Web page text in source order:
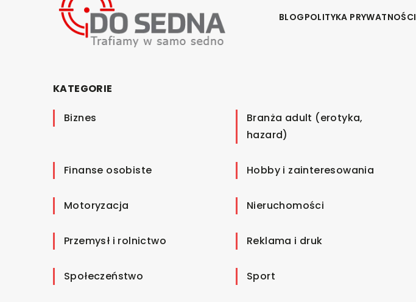
BLOGPOLITYKA PRYWATNOŚCI
KATEGORIE
Biznes
Branża adult (erotyka,
hazard)
Finanse osobiste Hobby i zainteresowania
Motoryzacja Nieruchomości
Przemysł i rolnictwo Reklama i druk
Społeczeństwo Sport